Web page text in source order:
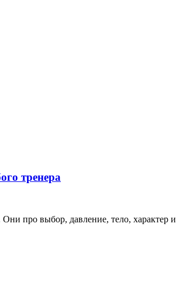
тренера
про выбор, давление, тело, характер и